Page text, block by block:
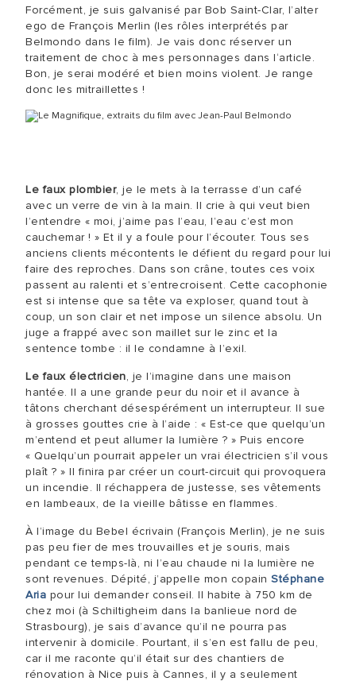
Forcément, je suis galvanisé par Bob Saint-Clar, l’alter
ego de François Merlin (les rôles interprétés par
Belmondo dans le film). Je vais donc réserver un
traitement de choc à mes personnages dans l‘article.
Bon, je serai modéré et bien moins violent. Je range
donc les mitraillettes !
Le faux plombier, je le mets à la terrasse d’un café
avec un verre de vin à la main. Il crie à qui veut bien
l’entendre « moi, j’aime pas l’eau, l’eau c’est mon
cauchemar ! » Et il y a foule pour l’écouter. Tous ses
anciens clients mécontents le défient du regard pour lui
faire des reproches. Dans son crâne, toutes ces voix
passent au ralenti et s’entrecroisent. Cette cacophonie
est si intense que sa tête va exploser, quand tout à
coup, un son clair et net impose un silence absolu. Un
juge a frappé avec son maillet sur le zinc et la
sentence tombe : il le condamne à l’exil.
Le faux électricien, je l’imagine dans une maison
hantée. Il a une grande peur du noir et il avance à
tâtons cherchant désespérément un interrupteur. Il sue
à grosses gouttes crie à l’aide : « Est-ce que quelqu’un
m’entend et peut allumer la lumière ? » Puis encore
« Quelqu’un pourrait appeler un vrai électricien s’il vous
plaît ? » Il finira par créer un court-circuit qui provoquera
un incendie. Il réchappera de justesse, ses vêtements
en lambeaux, de la vieille bâtisse en flammes.
À l’image du Bebel écrivain (François Merlin), je ne suis
pas peu fier de mes trouvailles et je souris, mais
pendant ce temps-là, ni l’eau chaude ni la lumière ne
sont revenues. Dépité, j’appelle mon copain Stéphane
Aria pour lui demander conseil. Il habite à 750 km de
chez moi (à Schiltigheim dans la banlieue nord de
Strasbourg), je sais d’avance qu’il ne pourra pas
intervenir à domicile. Pourtant, il s’en est fallu de peu,
car il me raconte qu’il était sur des chantiers de
rénovation à Nice puis à Cannes, il y a seulement